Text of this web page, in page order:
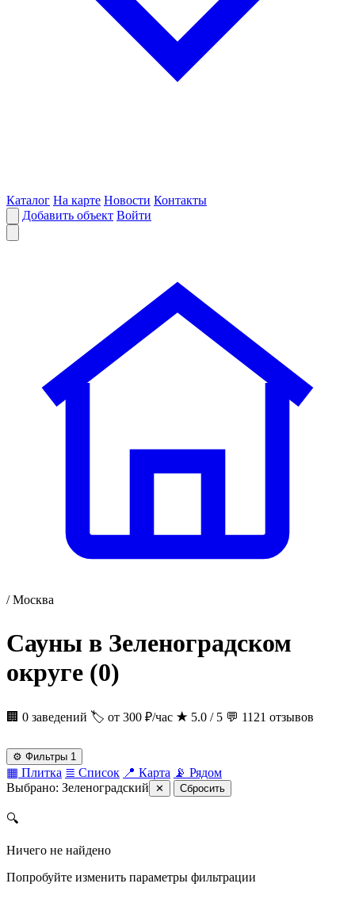
Каталог На карте Новости Контакты
Добавить объект Войти
/ Москва
Сауны в Зеленоградском
округе (0)
🏢 0 заведений 🏷 от 300 ₽/час ★ 5.0 / 5 💬 1121 отзывов
⚙ Фильтры 1
▦ Плитка ≣ Список 📍 Карта 📡 Рядом
Выбрано: Зеленоградский ✕ Сбросить
🔍
Ничего не найдено
Попробуйте изменить параметры фильтрации